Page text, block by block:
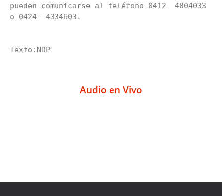
pueden comunicarse al teléfono 0412- 4804033
o 0424- 4334603.
Texto:NDP
Audio en Vivo